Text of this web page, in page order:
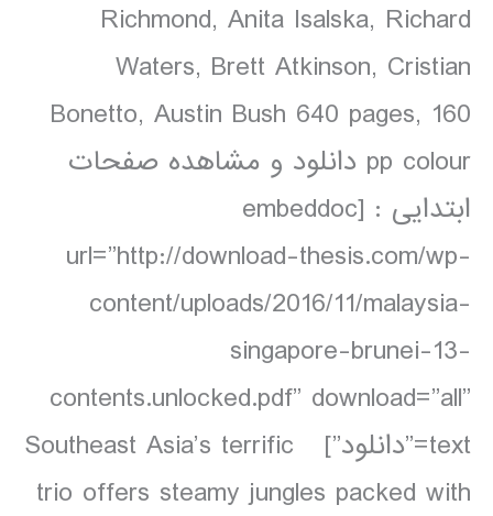
Richmond, Anita Isalska, Richard
Waters, Brett Atkinson, Cristian
Bonetto, Austin Bush 640 pages, 160
pp colour دانلود و مشاهده صفحات
ابتدایی : [embeddoc
url=”http://download-thesis.com/wp-
content/uploads/2016/11/malaysia-
singapore-brunei-13-
contents.unlocked.pdf” download=”all”
text=”دانلود”] Southeast Asia’s terrific
trio offers steamy jungles packed with